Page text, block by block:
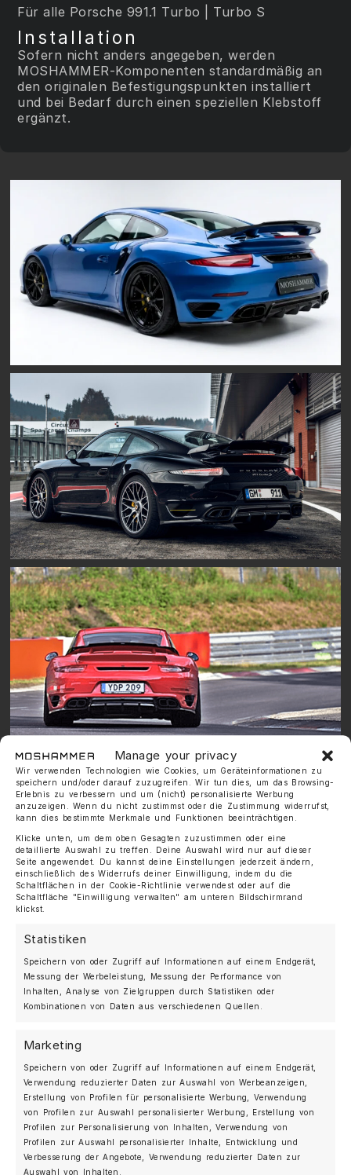
Manage your privacy
Wir verwenden Technologien wie Cookies, um Geräteinformationen zu
speichern und/oder darauf zuzugreifen. Wir tun dies, um das Browsing-
Erlebnis zu verbessern und um (nicht) personalisierte Werbung
anzuzeigen. Wenn du nicht zustimmst oder die Zustimmung widerrufst,
kann dies bestimmte Merkmale und Funktionen beeinträchtigen.
Klicke unten, um dem oben Gesagten zuzustimmen oder eine
detaillierte Auswahl zu treffen. Deine Auswahl wird nur auf dieser
Seite angewendet. Du kannst deine Einstellungen jederzeit ändern,
einschließlich des Widerrufs deiner Einwilligung, indem du die
Schaltflächen in der Cookie-Richtlinie verwendest oder auf die
Schaltfläche "Einwilligung verwalten" am unteren Bildschirmrand
klickst.
Statistiken
Speichern von oder Zugriff auf Informationen auf einem Endgerät,
Messung der Werbeleistung, Messung der Performance von
Inhalten, Analyse von Zielgruppen durch Statistiken oder
Kombinationen von Daten aus verschiedenen Quellen.
Marketing
Speichern von oder Zugriff auf Informationen auf einem Endgerät,
Verwendung reduzierter Daten zur Auswahl von Werbeanzeigen,
Erstellung von Profilen für personalisierte Werbung, Verwendung
von Profilen zur Auswahl personalisierter Werbung, Erstellung von
Profilen zur Personalisierung von Inhalten, Verwendung von
Profilen zur Auswahl personalisierter Inhalte, Entwicklung und
Verbesserung der Angebote, Verwendung reduzierter Daten zur
Auswahl von Inhalten.
Für alle Porsche 991.1 Turbo | Turbo S
Installation
Sofern nicht anders angegeben, werden
MOSHAMMER-Komponenten standardmäßig an
den originalen Befestigungspunkten installiert
und bei Bedarf durch einen speziellen Klebstoff
ergänzt.